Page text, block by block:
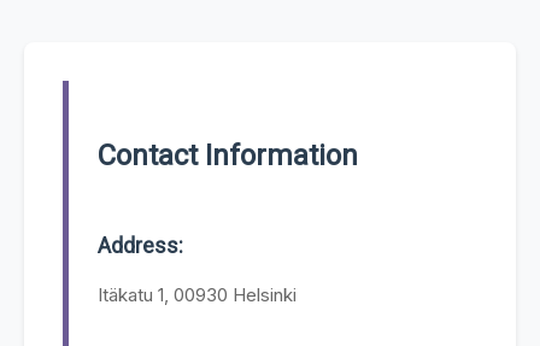
Contact Information
Address:
Itäkatu 1, 00930 Helsinki